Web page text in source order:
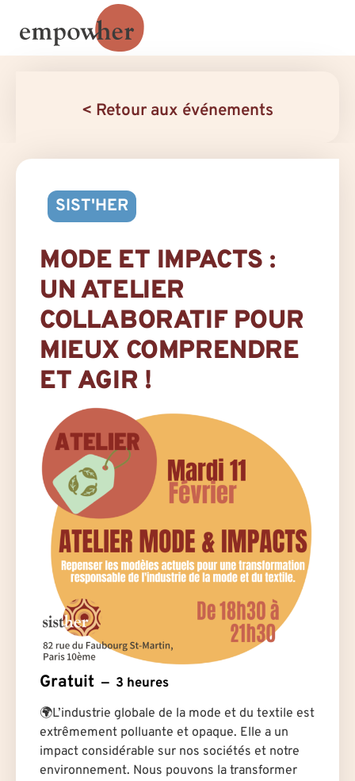
< Retour aux événements
SIST'HER
MODE ET IMPACTS :
UN ATELIER
COLLABORATIF POUR
MIEUX COMPRENDRE
ET AGIR !
Gratuit 3 heures
🌍L’industrie globale de la mode et du textile est
extrêmement polluante et opaque. Elle a un
impact considérable sur nos sociétés et notre
environnement. Nous pouvons la transformer